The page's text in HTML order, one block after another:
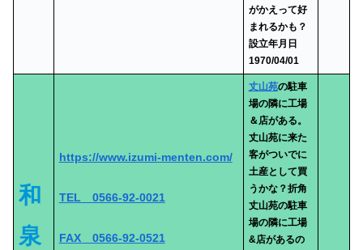
がかえって好
まれるかも？
設立年月日
1970/04/01
和
泉
https://www.izumi-menten.com/
TEL 0566-92-0021
FAX 0566-92-0521
丈山苑の駐車
場の隣に工場
＆店がある。
丈山苑に来た
客がついでに
土産として買
うかな？折角
丈山苑の駐車
場の隣に工場
&店があるの